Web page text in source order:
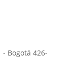
Bogotá 426-